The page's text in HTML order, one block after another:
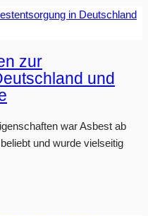
zur
und
war Asbest ab
und wurde vielseitig